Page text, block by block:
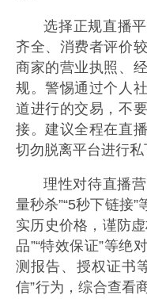
选择正规直播
齐全、消费者评价
商家的营业执照、
规。警惕通过个人
道进行的交易，不
接。建议全程在直
切勿脱离平台进行私
理性对待直播
量秒杀”“5秒下链接
实历史价格，谨防
品”“特效保证”等绝
测报告、授权证书
信”行为，综合查看